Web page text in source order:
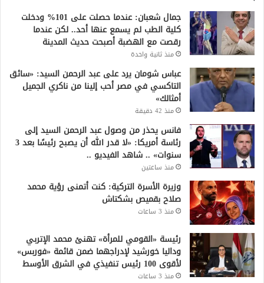
جمال شعبان: عندما حصلت على 101% ودخلت
كلية الطب لم يسمع عنها أحد.. لكن عندما
رقصت مع الهضبة أصبحت حديث المدينة
منذ ثانية واحدة
عباس شومان يرد على عبد الرحمن السيد: «سائق
التاكسي في مصر أحب إلينا من ناكري الجميل
أمثالك»
منذ 42 دقيقة
فانس يحذر من وصول عبد الرحمن السيد إلى
رئاسة أمريكا: «لا قدر الله أن يصبح رئيسًا بعد 3
سنوات» .. شاهد الفيديو ..
منذ ساعتين
وزيرة الأسرة التركية: كنت أتمنى رؤية محمد
صلاح بقميص بشكتاش
منذ 3 ساعات
رئيسة «القومي للمرأة» تهنئ محمد الإتربي
وداليا خورشيد لإدراجهما ضمن قائمة «فوربس»
لأقوى 100 رئيس تنفيذي في الشرق الأوسط
منذ 3 ساعات